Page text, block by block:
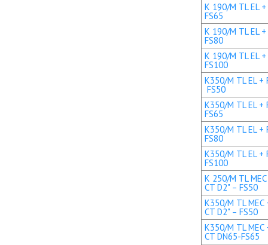
K 190/M TL EL +
FS65
K 190/M TL EL +
FS80
K 190/M TL EL
FS100
K350/M TL EL +
FS50
K350/M TL EL +
FS65
K350/M TL EL +
FS80
K350/M TL EL +
FS100
K 250/M TL MEC
CT D2" – FS50
K350/M TL MEC
CT D2" – FS50
K350/M TL MEC
CT DN65-FS65